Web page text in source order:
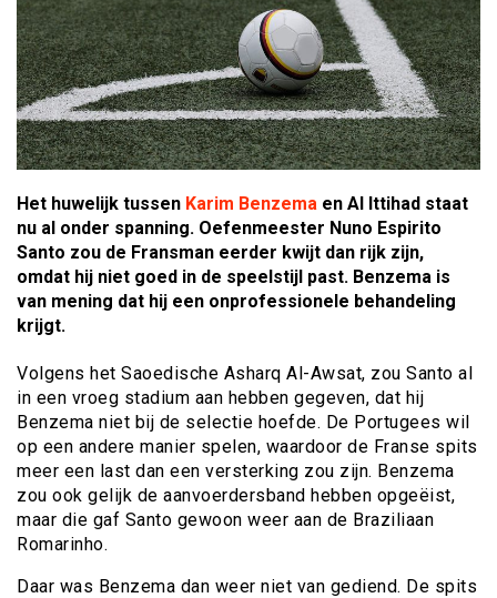
Het huwelijk tussen Karim Benzema en Al Ittihad staat
nu al onder spanning. Oefenmeester Nuno Espirito
Santo zou de Fransman eerder kwijt dan rijk zijn,
omdat hij niet goed in de speelstijl past. Benzema is
van mening dat hij een onprofessionele behandeling
krijgt.
Volgens het Saoedische Asharq Al-Awsat, zou Santo al
in een vroeg stadium aan hebben gegeven, dat hij
Benzema niet bij de selectie hoefde. De Portugees wil
op een andere manier spelen, waardoor de Franse spits
meer een last dan een versterking zou zijn. Benzema
zou ook gelijk de aanvoerdersband hebben opgeëist,
maar die gaf Santo gewoon weer aan de Braziliaan
Romarinho.
Daar was Benzema dan weer niet van gediend. De spits